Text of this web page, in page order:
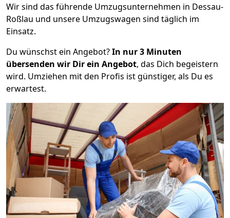
Wir sind das führende Umzugsunternehmen in Dessau-
Roßlau und unsere Umzugswagen sind täglich im
Einsatz.
Du wünschst ein Angebot?In nur 3 Minuten
übersenden wir Dir ein Angebot, das Dich begeistern
wird. Umziehen mit den Profis ist günstiger, als Du es
erwartest.